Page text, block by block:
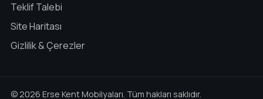
Teklif Talebi
Site Haritası
Gizlilik & Çerezler
© 2026 Erse Kent Mobilyaları. Tüm hakları saklıdır.